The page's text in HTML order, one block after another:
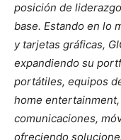
posición de
base. Estando en lo
y tarjetas gráficas,
expandiendo su
portátiles, equipos
home
comunicaciones,
ofreciendo